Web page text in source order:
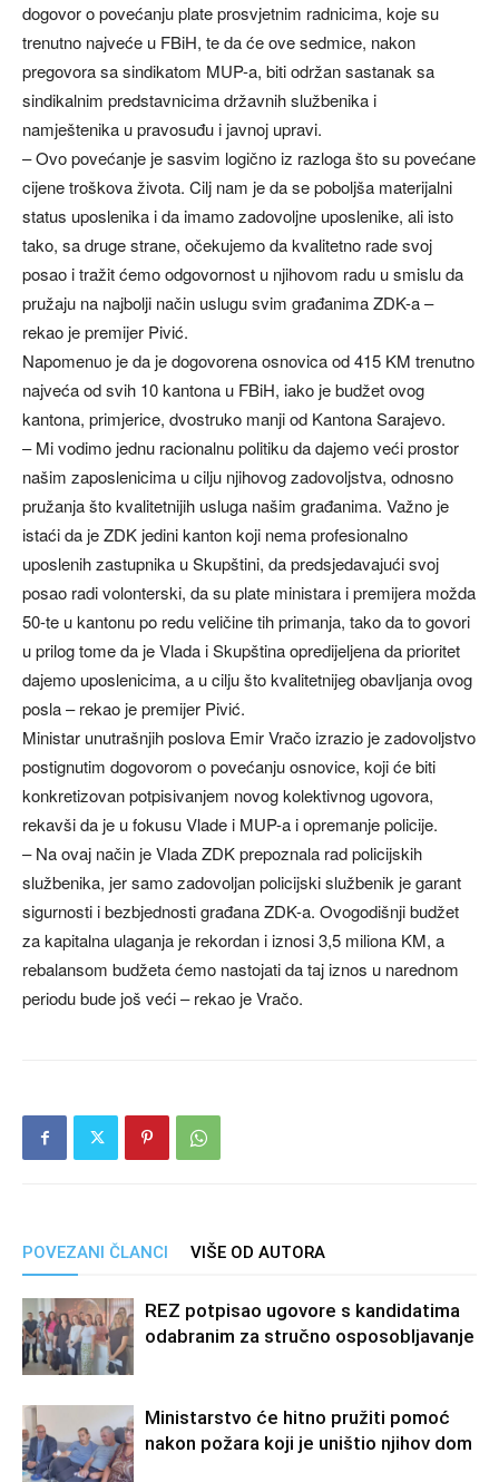
dogovor o povećanju plate prosvjetnim radnicima, koje su
trenutno najveće u FBiH, te da će ove sedmice, nakon
pregovora sa sindikatom MUP-a, biti održan sastanak sa
sindikalnim predstavnicima državnih službenika i
namještenika u pravosuđu i javnoj upravi.
– Ovo povećanje je sasvim logično iz razloga što su povećane
cijene troškova života. Cilj nam je da se poboljša materijalni
status uposlenika i da imamo zadovoljne uposlenike, ali isto
tako, sa druge strane, očekujemo da kvalitetno rade svoj
posao i tražit ćemo odgovornost u njihovom radu u smislu da
pružaju na najbolji način uslugu svim građanima ZDK-a –
rekao je premijer Pivić.
Napomenuo je da je dogovorena osnovica od 415 KM trenutno
najveća od svih 10 kantona u FBiH, iako je budžet ovog
kantona, primjerice, dvostruko manji od Kantona Sarajevo.
– Mi vodimo jednu racionalnu politiku da dajemo veći prostor
našim zaposlenicima u cilju njihovog zadovoljstva, odnosno
pružanja što kvalitetnijih usluga našim građanima. Važno je
istaći da je ZDK jedini kanton koji nema profesionalno
uposlenih zastupnika u Skupštini, da predsjedavajući svoj
posao radi volonterski, da su plate ministara i premijera možda
50-te u kantonu po redu veličine tih primanja, tako da to govori
u prilog tome da je Vlada i Skupština opredijeljena da prioritet
dajemo uposlenicima, a u cilju što kvalitetnijeg obavljanja ovog
posla – rekao je premijer Pivić.
Ministar unutrašnjih poslova Emir Vračo izrazio je zadovoljstvo
postignutim dogovorom o povećanju osnovice, koji će biti
konkretizovan potpisivanjem novog kolektivnog ugovora,
rekavši da je u fokusu Vlade i MUP-a i opremanje policije.
– Na ovaj način je Vlada ZDK prepoznala rad policijskih
službenika, jer samo zadovoljan policijski službenik je garant
sigurnosti i bezbjednosti građana ZDK-a. Ovogodišnji budžet
za kapitalna ulaganja je rekordan i iznosi 3,5 miliona KM, a
rebalansom budžeta ćemo nastojati da taj iznos u narednom
periodu bude još veći – rekao je Vračo.
POVEZANI ČLANCI VIŠE OD AUTORA
REZ potpisao ugovore s kandidatima
odabranim za stručno osposobljavanje
Ministarstvo će hitno pružiti pomoć
nakon požara koji je uništio njihov dom